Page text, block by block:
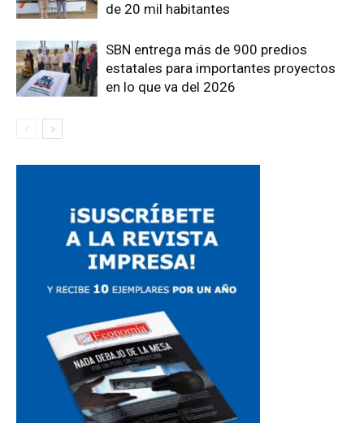
de 20 mil habitantes
SBN entrega más de 900 predios
estatales para importantes proyectos
en lo que va del 2026